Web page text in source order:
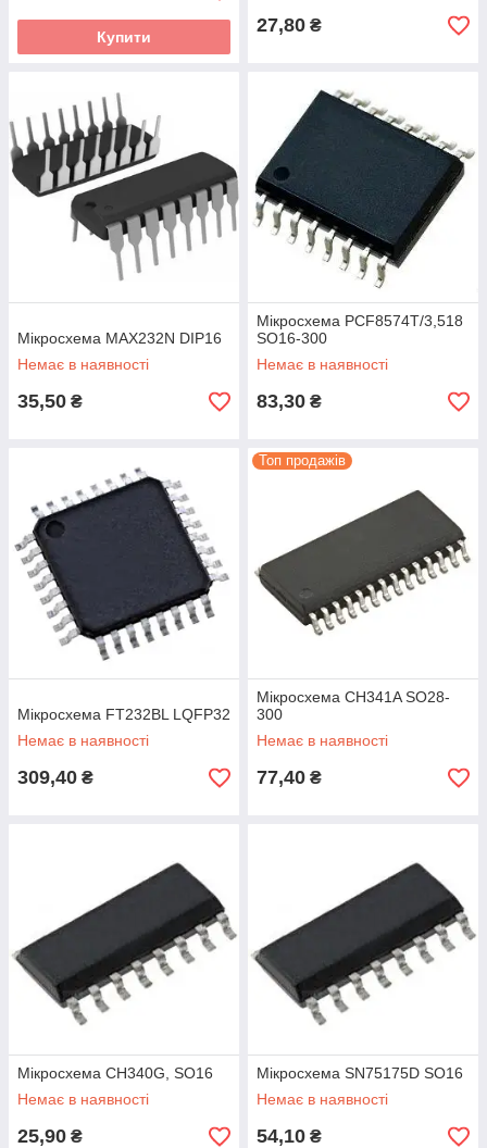
Купити
27,80 ₴
Мікросхема MAX232N DIP16
Немає в наявності
35,50 ₴
Мікросхема PCF8574T/3,518
SO16-300
Немає в наявності
83,30 ₴
Мікросхема FT232BL LQFP32
Немає в наявності
309,40 ₴
Топ продажів
Мікросхема CH341A SO28-
300
Немає в наявності
77,40 ₴
Мікросхема CH340G, SO16
Немає в наявності
25,90 ₴
Мікросхема SN75175D SO16
Немає в наявності
54,10 ₴